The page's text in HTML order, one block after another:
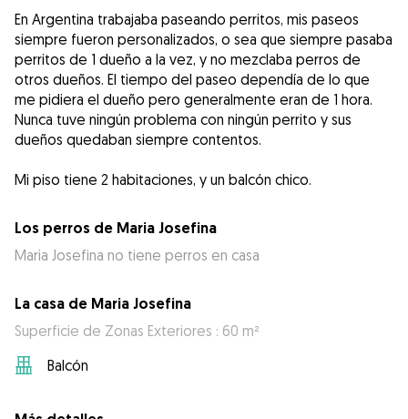
En Argentina trabajaba paseando perritos, mis paseos
siempre fueron personalizados, o sea que siempre pasaba
perritos de 1 dueño a la vez, y no mezclaba perros de
otros dueños. El tiempo del paseo dependía de lo que
me pidiera el dueño pero generalmente eran de 1 hora.
Nunca tuve ningún problema con ningún perrito y sus
dueños quedaban siempre contentos.
Mi piso tiene 2 habitaciones, y un balcón chico.
Los perros de Maria Josefina
Maria Josefina no tiene perros en casa
La casa de Maria Josefina
Superficie de Zonas Exteriores : 60 m²
Balcón